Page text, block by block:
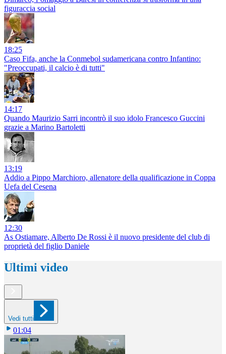
figuraccia social
18:25
Caso Fifa, anche la Conmebol sudamericana contro Infantino:
"Preoccupati, il calcio è di tutti"
14:17
Quando Maurizio Sarri incontrò il suo idolo Francesco Guccini
grazie a Marino Bartoletti
13:19
Addio a Pippo Marchioro, allenatore della qualificazione in Coppa
Uefa del Cesena
12:30
As Ostiamare, Alberto De Rossi è il nuovo presidente del club di
proprietà del figlio Daniele
Ultimi video
Vedi tutti
01:04